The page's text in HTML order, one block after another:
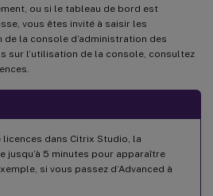
ou si le tableau de bord est
vous êtes invité à saisir les
la console d’administration des
sur l’utilisation de la console, consultez
licences dans Citrix Studio, la
jusqu’à 5 minutes pour apparaître
si vous passez d’Advanced à